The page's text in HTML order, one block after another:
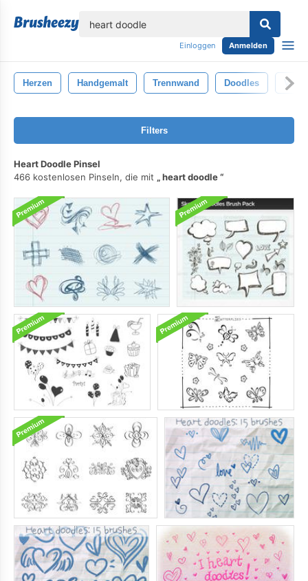
Einloggen Anmelden
Herzen Handgemalt Trennwand Doodles
Filters
Heart Doodle Pinsel
466 kostenlosen Pinseln, die mit
heart doodle